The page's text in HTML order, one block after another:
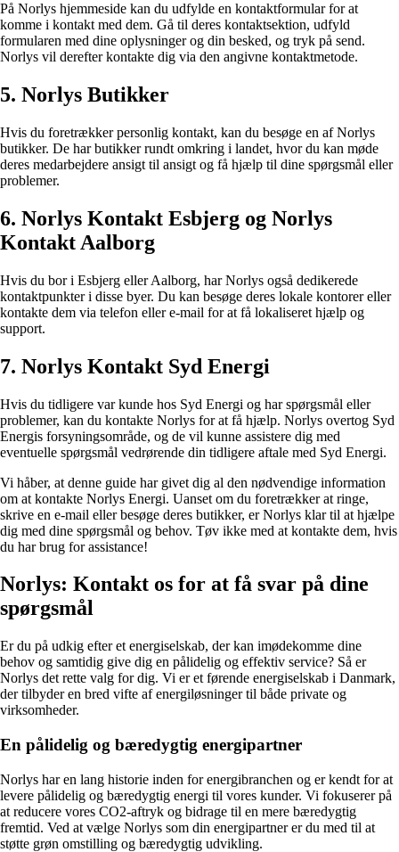
På Norlys hjemmeside kan du udfylde en kontaktformular for at
komme i kontakt med dem. Gå til deres kontaktsektion, udfyld
formularen med dine oplysninger og din besked, og tryk på send.
Norlys vil derefter kontakte dig via den angivne kontaktmetode.
5. Norlys Butikker
Hvis du foretrækker personlig kontakt, kan du besøge en af Norlys
butikker. De har butikker rundt omkring i landet, hvor du kan møde
deres medarbejdere ansigt til ansigt og få hjælp til dine spørgsmål eller
problemer.
6. Norlys Kontakt Esbjerg og Norlys
Kontakt Aalborg
Hvis du bor i Esbjerg eller Aalborg, har Norlys også dedikerede
kontaktpunkter i disse byer. Du kan besøge deres lokale kontorer eller
kontakte dem via telefon eller e-mail for at få lokaliseret hjælp og
support.
7. Norlys Kontakt Syd Energi
Hvis du tidligere var kunde hos Syd Energi og har spørgsmål eller
problemer, kan du kontakte Norlys for at få hjælp. Norlys overtog Syd
Energis forsyningsområde, og de vil kunne assistere dig med
eventuelle spørgsmål vedrørende din tidligere aftale med Syd Energi.
Vi håber, at denne guide har givet dig al den nødvendige information
om at kontakte Norlys Energi. Uanset om du foretrækker at ringe,
skrive en e-mail eller besøge deres butikker, er Norlys klar til at hjælpe
dig med dine spørgsmål og behov. Tøv ikke med at kontakte dem, hvis
du har brug for assistance!
Norlys: Kontakt os for at få svar på dine
spørgsmål
Er du på udkig efter et energiselskab, der kan imødekomme dine
behov og samtidig give dig en pålidelig og effektiv service? Så er
Norlys det rette valg for dig. Vi er et førende energiselskab i Danmark,
der tilbyder en bred vifte af energiløsninger til både private og
virksomheder.
En pålidelig og bæredygtig energipartner
Norlys har en lang historie inden for energibranchen og er kendt for at
levere pålidelig og bæredygtig energi til vores kunder. Vi fokuserer på
at reducere vores CO2-aftryk og bidrage til en mere bæredygtig
fremtid. Ved at vælge Norlys som din energipartner er du med til at
støtte grøn omstilling og bæredygtig udvikling.